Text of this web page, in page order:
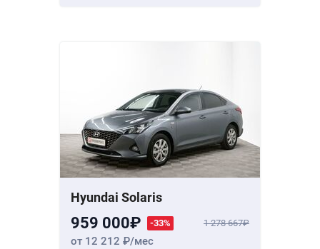
Hyundai Solaris
959 000 -33% 1 278 667
от 12 212 /мес